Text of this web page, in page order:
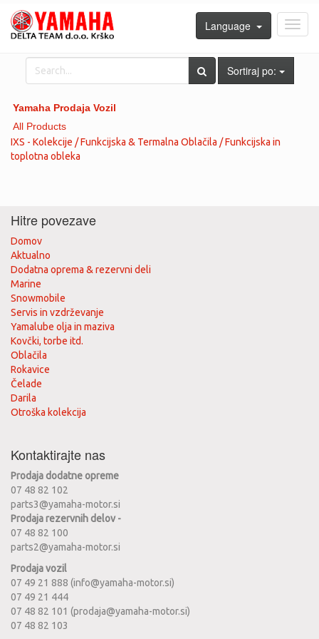
Language
Sortiraj po:
Yamaha Prodaja Vozil
All Products
IXS - Kolekcije / Funkcijska & Termalna Oblačila / Funkcijska in
toplotna obleka
Hitre povezave
Domov
Aktualno
Dodatna oprema & rezervni deli
Marine
Snowmobile
Servis in vzdrževanje
Yamalube olja in maziva
Kovčki, torbe itd.
Oblačila
Rokavice
Čelade
Darila
Otroška kolekcija
Kontaktirajte nas
Prodaja dodatne opreme
07 48 82 102
parts3@yamaha-motor.si
Prodaja rezervnih delov -
07 48 82 100
parts2@yamaha-motor.si
Prodaja vozil
07 49 21 888 (info@yamaha-motor.si)
07 49 21 444
07 48 82 101 (prodaja@yamaha-motor.si)
07 48 82 103